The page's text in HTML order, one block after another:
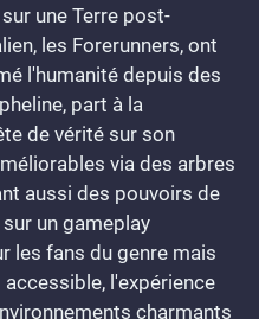
une Terre post-
les Forerunners, ont
l'humanité depuis des
part à la
de vérité sur son
via des arbres
aussi des pouvoirs de
un gameplay
les fans du genre mais
l'expérience
charmants